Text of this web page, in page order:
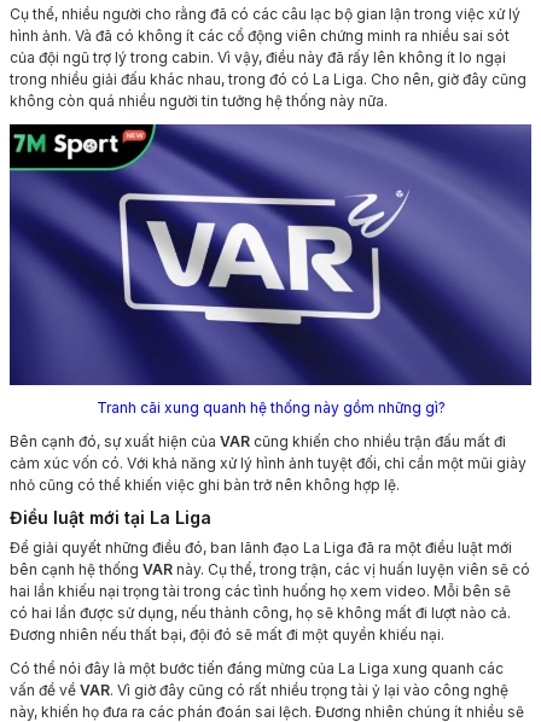
Cụ thể, nhiều người cho rằng đã có các câu lạc bộ gian lận trong việc xử lý
hình ảnh. Và đã có không ít các cổ động viên chứng minh ra nhiều sai sót
của đội ngũ trợ lý trong cabin. Vì vậy, điều này đã rấy lên không ít lo ngại
trong nhiều giải đấu khác nhau, trong đó có La Liga. Cho nên, giờ đây cũng
không còn quá nhiều người tin tưởng hệ thống này nữa.
Tranh cãi xung quanh hệ thống này gồm những gì?
Bên cạnh đó, sự xuất hiện của VAR cũng khiến cho nhiều trận đấu mất đi
cảm xúc vốn có. Với khả năng xử lý hình ảnh tuyệt đối, chỉ cần một mũi giày
nhỏ cũng có thể khiến việc ghi bàn trở nên không hợp lệ.
Điều luật mới tại La Liga
Để giải quyết những điều đó, ban lãnh đạo La Liga đã ra một điều luật mới
bên cạnh hệ thống VAR này. Cụ thể, trong trận, các vị huấn luyện viên sẽ có
hai lần khiếu nại trọng tài trong các tình huống họ xem video. Mỗi bên sẽ
có hai lần được sử dụng, nếu thành công, họ sẽ không mất đi lượt nào cả.
Đương nhiên nếu thất bại, đội đó sẽ mất đi một quyền khiếu nại.
Có thể nói đây là một bước tiến đáng mừng của La Liga xung quanh các
vấn đề về VAR. Vì giờ đây cũng có rất nhiều trọng tài ỷ lại vào công nghệ
này, khiến họ đưa ra các phán đoán sai lệch. Đương nhiên chúng ít nhiều sẽ